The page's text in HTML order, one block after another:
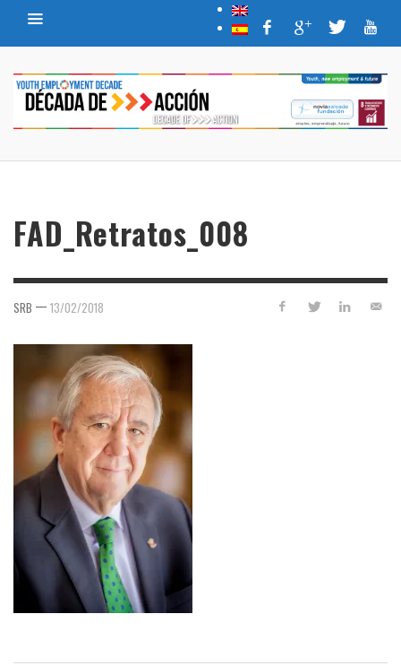
FAD_Retratos_008
SRB — 13/02/2018